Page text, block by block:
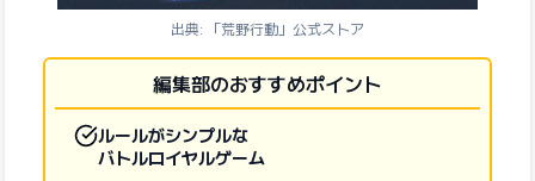
出典: 「荒野行動」公式ストア
編集部のおすすめポイント
ルールがシンプルな
バトルロイヤルゲーム